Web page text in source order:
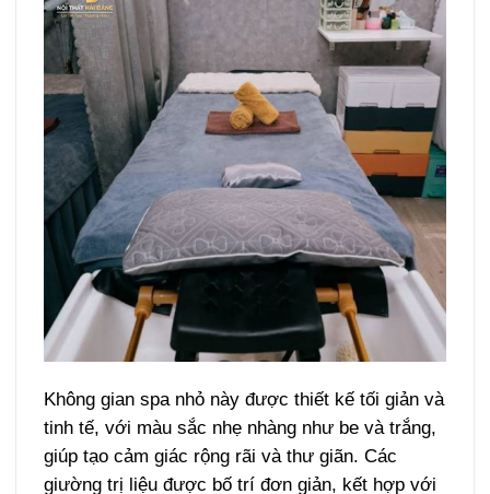
Không gian spa nhỏ này được thiết kế tối giản và
tinh tế, với màu sắc nhẹ nhàng như be và trắng,
giúp tạo cảm giác rộng rãi và thư giãn. Các
giường trị liệu được bố trí đơn giản, kết hợp với